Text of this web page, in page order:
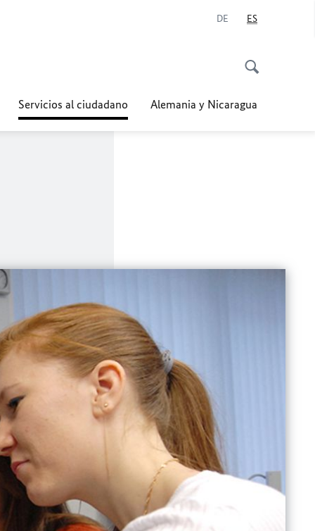
DE ES
Servicios al ciudadano Alemania y Nicaragua